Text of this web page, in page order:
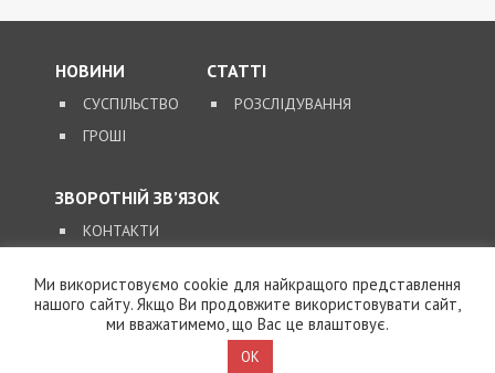
НОВИНИ
СУСПІЛЬСТВО
ГРОШІ
СТАТТІ
РОЗСЛІДУВАННЯ
ЗВОРОТНІЙ ЗВ’ЯЗОК
КОНТАКТИ
SUPPORT@49000.COM.UA
© 2026, ВСІ ПРАВА ЗАХИЩЕНІ
Ми використовуємо cookie для найкращого представлення
нашого сайту. Якщо Ви продовжите використовувати сайт,
ми вважатимемо, що Вас це влаштовує.
OK